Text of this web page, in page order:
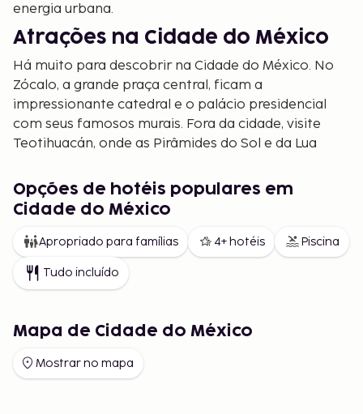
energia urbana.
Atrações na Cidade do México
Há muito para descobrir na Cidade do México. No
Zócalo, a grande praça central, ficam a
impressionante catedral e o palácio presidencial
com seus famosos murais. Fora da cidade, visite
Teotihuacán, onde as Pirâmides do Sol e da Lua
anos. Quer uma pausa do ritmo agitado da cidade?
O Parque Chapultepec é um oásis verde com um
Cultura e história
A Cidade do México é um sonho para os amantes da
mundialmente famosos, como o Museo Nacional de
Antropología e o Museu Frida Kahlo. Os bairros
históricos são cheios de cores, mercados e galerias
Opções de hotéis populares em
Cidade do México
Apropriado para famílias 4+ hotéis Piscina
Tudo incluído
Mapa de Cidade do México
Mostrar no mapa